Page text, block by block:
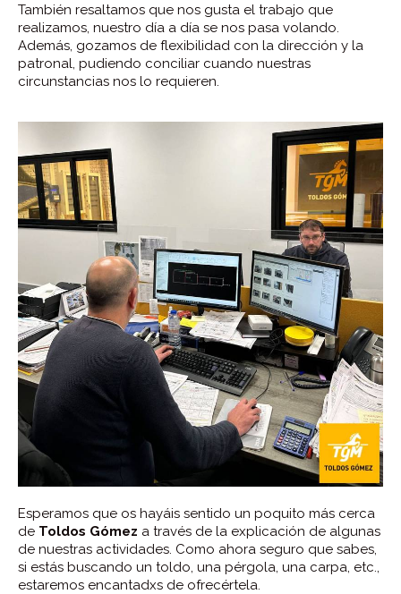
También resaltamos que nos gusta el trabajo que
realizamos, nuestro día a día se nos pasa volando.
Además, gozamos de flexibilidad con la dirección y la
patronal, pudiendo conciliar cuando nuestras
circunstancias nos lo requieren.
Esperamos que os hayáis sentido un poquito más cerca
de Toldos Gómez a través de la explicación de algunas
de nuestras actividades. Como ahora seguro que sabes,
si estás buscando un toldo, una pérgola, una carpa, etc.,
estaremos encantadxs de ofrecértela.